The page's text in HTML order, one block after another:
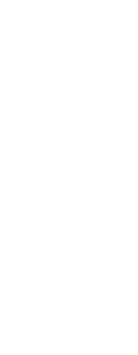
さい。
ないようお願いしま
バーズにご登録され
び当社の共同利用者
ることをご了承くだ
のではありません。
荷製品に未対応品が
2022年1月12日よ
及ぼさない年数を意
合は、取り引きをい
のオムロン制御